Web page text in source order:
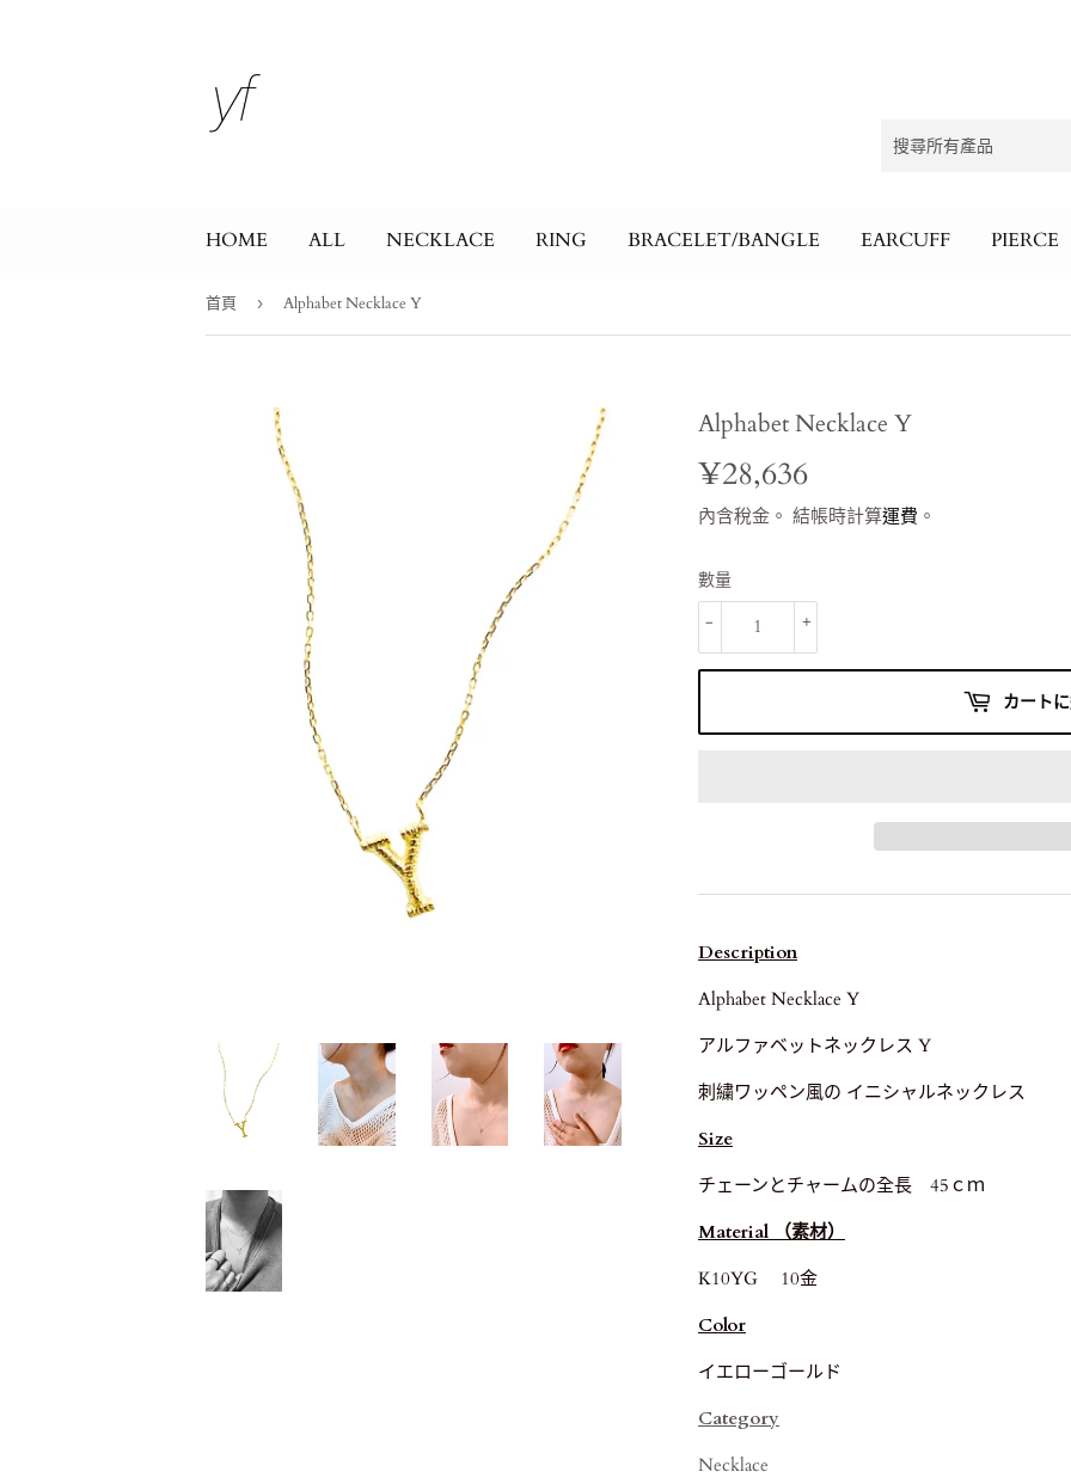
HOME ALL NECKLACE RING BRACELET/BANGLE EARCUFF PIERCE
首頁 › Alphabet Necklace Y
Alphabet Necklace Y
¥28,636
內含稅金。 結帳時計算運費 。
數量
+
-
カート
Description
Alphabet Necklace Y
アルファベットネックレス Y
刺繍ワッペン風の イニシャルネックレス
Size
チェーンとチャームの全長 45ｃｍ
Material （素材）
K10YG 10金
Color
イエローゴールド
Category
Necklace